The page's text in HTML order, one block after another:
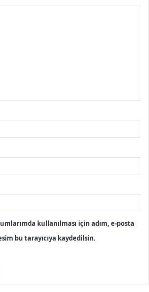
kullanılması için adım, e-posta
bu tarayıcıya kaydedilsin.